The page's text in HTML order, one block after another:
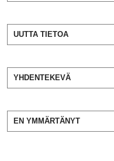
UUTTA TIETOA
YHDENTEKEVÄ
EN YMMÄRTÄNYT